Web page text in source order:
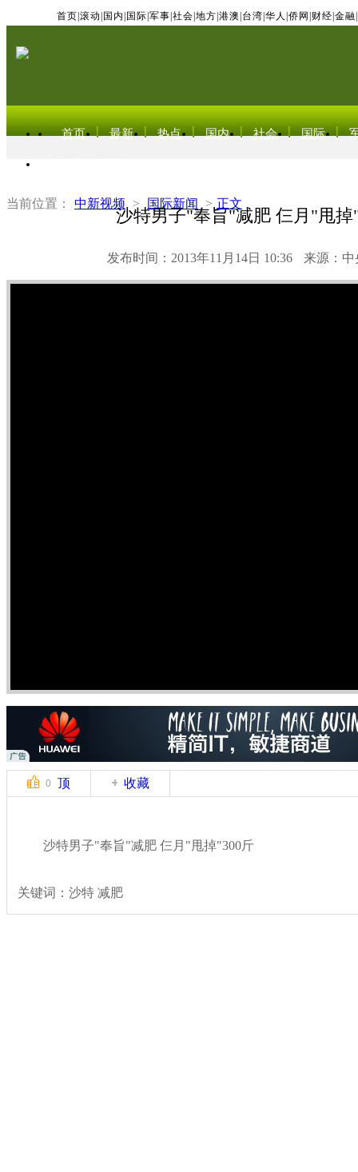
首页 滚动 国内 国际 军事 社会 地方 港澳 台湾 华人 侨网 财经 金融
首页 最新 热点 国内 社会 国际
当前位置： 中新视频 > 国际新闻 > 正文
沙特男子"奉旨"减肥 仨月"甩掉
发布时间：2013年11月14日 10:36 来源：中
0 顶 收藏
沙特男子"奉旨"减肥 仨月"甩掉"300斤
关键词：沙特 减肥